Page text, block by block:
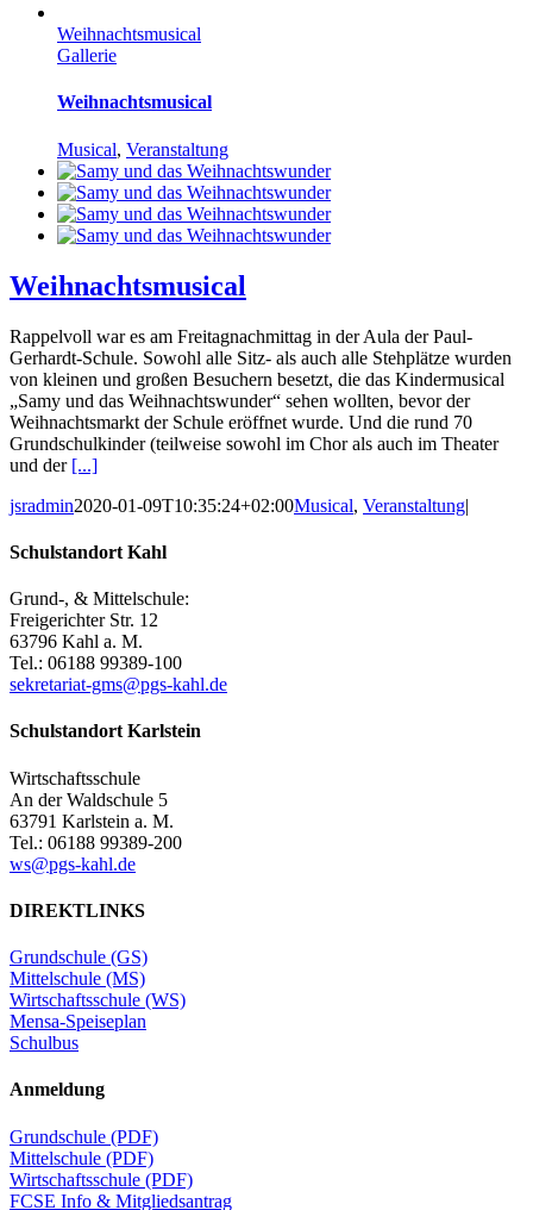
Weihnachtsmusical
Gallerie
Weihnachtsmusical
Musical, Veranstaltung
Weihnachtsmusical
Rappelvoll war es am Freitagnachmittag in der Aula der Paul-
Gerhardt-Schule. Sowohl alle Sitz- als auch alle Stehplätze wurden
von kleinen und großen Besuchern besetzt, die das Kindermusical
„Samy und das Weihnachtswunder“ sehen wollten, bevor der
Weihnachtsmarkt der Schule eröffnet wurde. Und die rund 70
Grundschulkinder (teilweise sowohl im Chor als auch im Theater
und der [...]
jsradmin2020-01-09T10:35:24+02:00Musical, Veranstaltung|
Schulstandort Kahl
Grund-, & Mittelschule:
Freigerichter Str. 12
63796 Kahl a. M.
Tel.: 06188 99389-100
sekretariat-gms@pgs-kahl.de
Schulstandort Karlstein
Wirtschaftsschule
An der Waldschule 5
63791 Karlstein a. M.
Tel.: 06188 99389-200
ws@pgs-kahl.de
DIREKTLINKS
Grundschule (GS)
Mittelschule (MS)
Wirtschaftsschule (WS)
Mensa-Speiseplan
Schulbus
Anmeldung
Grundschule (PDF)
Mittelschule (PDF)
Wirtschaftsschule (PDF)
FCSE Info & Mitgliedsantrag